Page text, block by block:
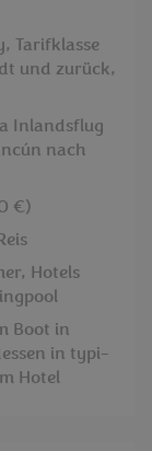
Tarifklasse
und zurück,
Inlandsflug
nach
€)
Hotels
Boot in
in typi-
Hotel